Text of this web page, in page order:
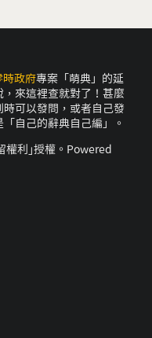
時政府專案「萌典」的延
來這裡查就對了！甚麼
可以發問，或者自己發
自己的辭典自己編」。
權利｣授權。Powered